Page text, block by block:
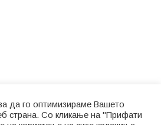
да го оптимизираме Вашето
страна. Со кликање на "Прифати